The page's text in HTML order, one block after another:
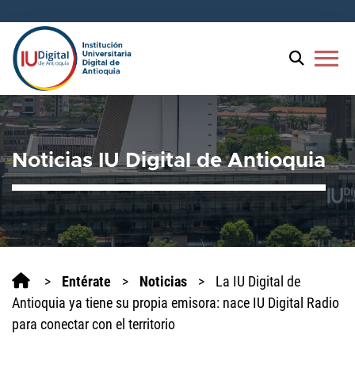
menu
Noticias IU Digital de Antioquia
> Entérate > Noticias >
La IU Digital de
Antioquia ya tiene su propia emisora: nace IU Digital Radio
para conectar con el territorio